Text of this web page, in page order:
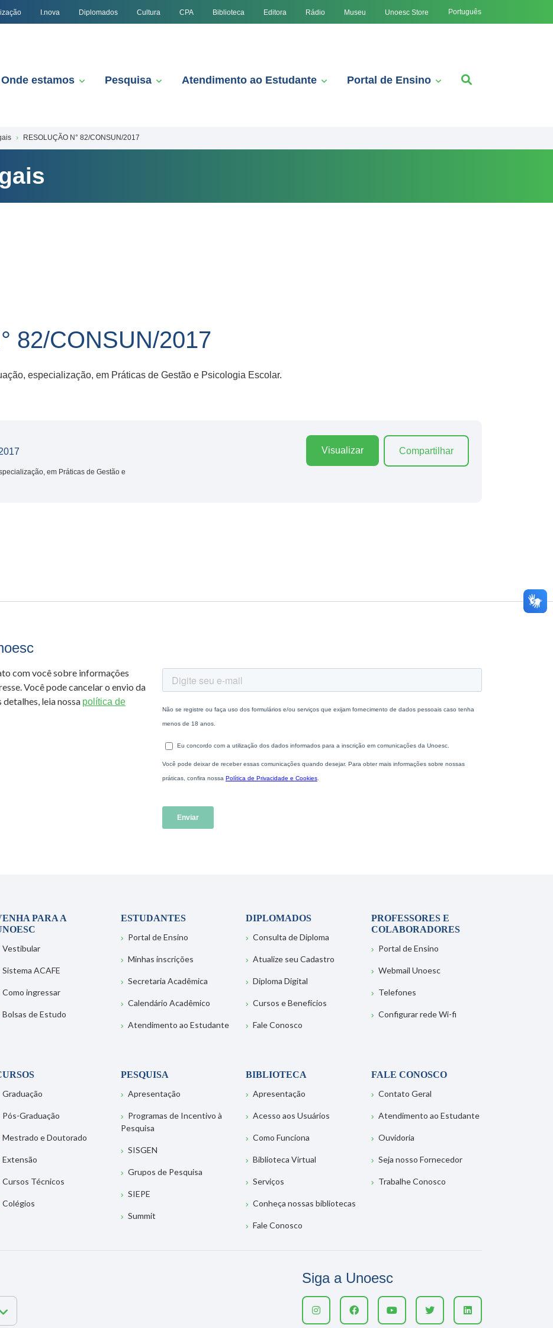
I.nova Diplomados Cultura CPA Biblioteca Editora Rádio Museu Unoesc Store Português
Onde estamos Pesquisa Atendimento ao Estudante Portal de Ensino
RESOLUÇÃO N° 82/CONSUN/2017
82/CONSUN/2017
especialização, em Práticas de Gestão e Psicologia Escolar.
em Práticas de Gestão e
Visualizar Compartilhar
com você sobre informações
Você pode cancelar o envio da
leia nossa política de
PARA A
Vestibular
Sistema ACAFE
Como ingressar
Bolsas de Estudo
ESTUDANTES
Portal de Ensino
Minhas inscrições
Secretaria Acadêmica
Calendário Acadêmico
Atendimento ao Estudante
DIPLOMADOS
Consulta de Diploma
Atualize seu Cadastro
Diploma Digital
Cursos e Benefícios
Fale Conosco
PROFESSORES E
COLABORADORES
Portal de Ensino
Webmail Unoesc
Telefones
Configurar rede Wi-fi
Graduação
Pós-Graduação
Mestrado e Doutorado
Extensão
Cursos Técnicos
Colégios
PESQUISA
Apresentação
Programas de Incentivo à
Pesquisa
SISGEN
Grupos de Pesquisa
SIEPE
Summit
BIBLIOTECA
Apresentação
Acesso aos Usuários
Como Funciona
Biblioteca Virtual
Serviços
Conheça nossas bibliotecas
Fale Conosco
FALE CONOSCO
Contato Geral
Atendimento ao Estudante
Ouvidoria
Seja nosso Fornecedor
Trabalhe Conosco
Siga a Unoesc